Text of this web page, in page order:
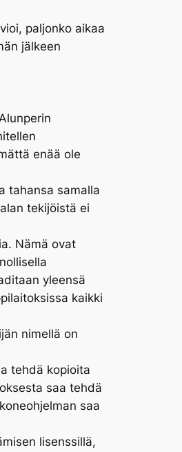
paljonko aikaa
jälkeen
enää ole
tahansa samalla
tekijöistä ei
Nämä ovat
yleensä
kaikki
nimellä on
tehdä kopioita
saa tehdä
saa
lisenssillä,